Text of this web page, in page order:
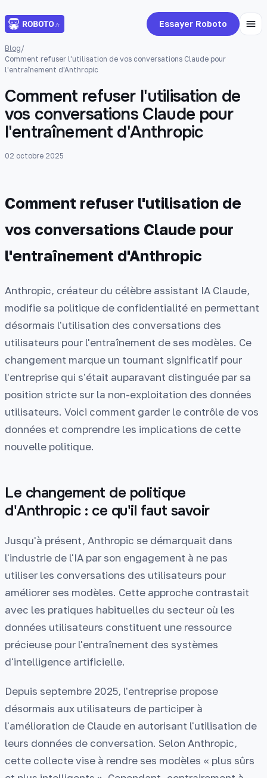
Essayer Roboto
Blog/
Comment refuser l'utilisation de vos conversations Claude pour
l'entraînement d'Anthropic
Comment refuser l'utilisation de
vos conversations Claude pour
l'entraînement d'Anthropic
02 octobre 2025
Comment refuser l'utilisation de
vos conversations Claude pour
l'entraînement d'Anthropic
Anthropic, créateur du célèbre assistant IA Claude,
modifie sa politique de confidentialité en permettant
désormais l'utilisation des conversations des
utilisateurs pour l'entraînement de ses modèles. Ce
changement marque un tournant significatif pour
l'entreprise qui s'était auparavant distinguée par sa
position stricte sur la non-exploitation des données
utilisateurs. Voici comment garder le contrôle de vos
données et comprendre les implications de cette
nouvelle politique.
Le changement de politique
d'Anthropic : ce qu'il faut savoir
Jusqu'à présent, Anthropic se démarquait dans
l'industrie de l'IA par son engagement à ne pas
utiliser les conversations des utilisateurs pour
améliorer ses modèles. Cette approche contrastait
avec les pratiques habituelles du secteur où les
données utilisateurs constituent une ressource
précieuse pour l'entraînement des systèmes
d'intelligence artificielle.
Depuis septembre 2025, l'entreprise propose
désormais aux utilisateurs de participer à
l'amélioration de Claude en autorisant l'utilisation de
leurs données de conversation. Selon Anthropic,
cette collecte vise à rendre ses modèles « plus sûrs